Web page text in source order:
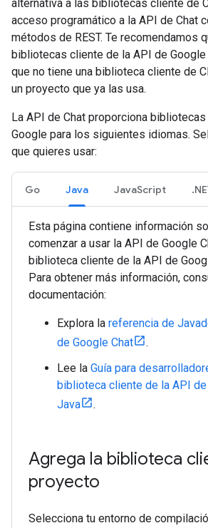
alternativa a las bibliotecas cliente de
acceso programático a la API de Chat
métodos de REST. Te recomendamos
bibliotecas cliente de la API de
que no tiene una biblioteca cliente de
un proyecto que ya las usa.
La API de Chat proporciona
Google para los siguientes idiomas.
que quieres usar:
Go Java JavaScript
Esta página contiene información
comenzar a usar la API de Google
biblioteca cliente de la API de
Para obtener más información,
documentación:
Explora la referencia de
de Google Chat
.
Lee la Guía para
biblioteca cliente de la API de
Java
.
Agrega la biblioteca
proyecto
Selecciona tu entorno de